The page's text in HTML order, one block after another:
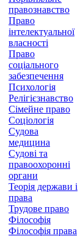
правознавство
Право
інтелектуальної
власності
Право
соціального
забезпечення
Психологія
Релігієзнавство
Сімейне право
Соціологія
Судова
медицина
Судові та
правоохоронні
органи
Теорія держави і
права
Трудове право
Філософія
Філософія права